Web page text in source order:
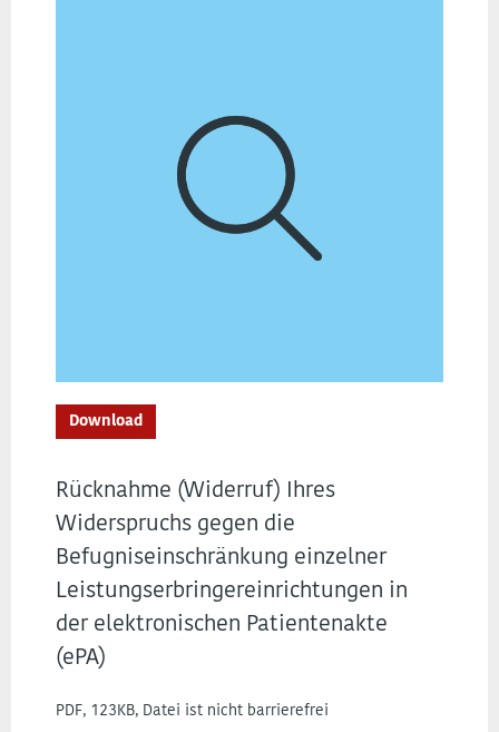
Download
Rücknahme (Widerruf) Ihres
Widerspruchs gegen die
Befugniseinschränkung einzelner
Leistungserbringereinrichtungen in
der elektronischen Patientenakte
(ePA)
PDF, 123KB, Datei ist nicht barrierefrei